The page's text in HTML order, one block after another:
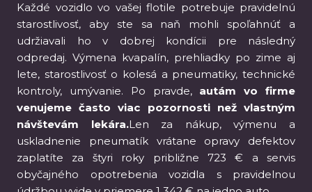
Každé vozidlo vo vašej flotile potrebuje pravidelnú
starostlivosť, aby ste sa naň mohli spoľahnúť a
udržiavali ho v dobrej kondícii pre následný
odpredaj. Výmena kvapalín, prehliadky po zime aj
lete, starostlivosť o kolesá a pneumatiky, technické
kontroly, umývanie. Po pravde, autám vo firme
venujeme často viac pozornosti než vlastným
návštevám lekára.Len za nákup, výmenu a
uskladnenie pneumatík vrátane opravy defektov
zaplatíte za štyri roky približne 723 € a servis
obyčajného opotrebenia vozidla s pravidelnou